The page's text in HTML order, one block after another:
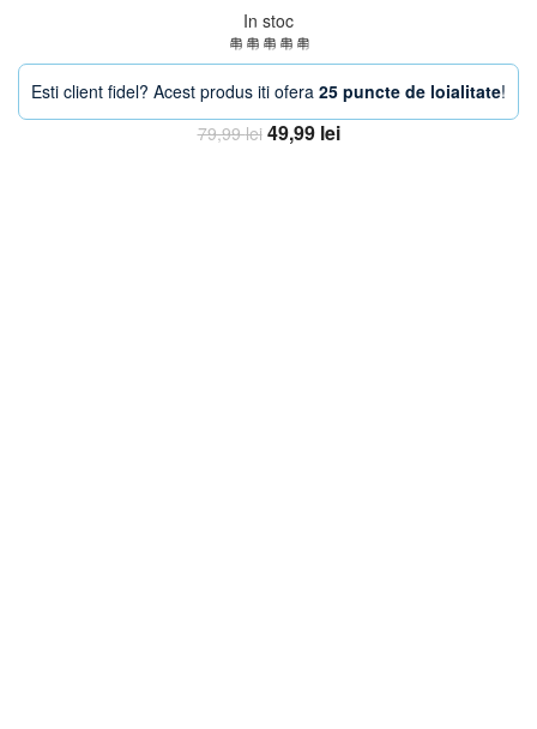
In stoc
Esti client fidel? Acest produs iti ofera 25 puncte de loialitate!
79,99lei Prețul
49,99 leiPrețul